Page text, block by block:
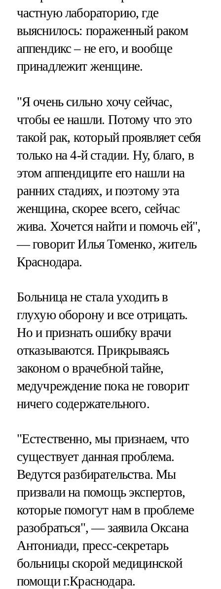
частную лабораторию, где
выяснилось: пораженный раком
аппендикс – не его, и вообще
принадлежит женщине.
"Я очень сильно хочу сейчас,
чтобы ее нашли. Потому что это
такой рак, который проявляет себя
только на 4-й стадии. Ну, благо, в
этом аппендиците его нашли на
ранних стадиях, и поэтому эта
женщина, скорее всего, сейчас
жива. Хочется найти и помочь ей",
— говорит Илья Томенко, житель
Краснодара.
Больница не стала уходить в
глухую оборону и все отрицать.
Но и признать ошибку врачи
отказываются. Прикрываясь
законом о врачебной тайне,
медучреждение пока не говорит
ничего содержательного.
"Естественно, мы признаем, что
существует данная проблема.
Ведутся разбирательства. Мы
призвали на помощь экспертов,
которые помогут нам в проблеме
разобраться", — заявила Оксана
Антониади, пресс-секретарь
больницы скорой медицинской
помощи г.Краснодара.